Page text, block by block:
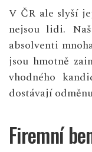
V ČR ale slyší
nejsou lidi.
absolventi
jsou hmotně
vhodného
dostávají
Firemní